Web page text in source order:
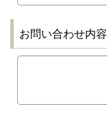
お問い合わせ内容